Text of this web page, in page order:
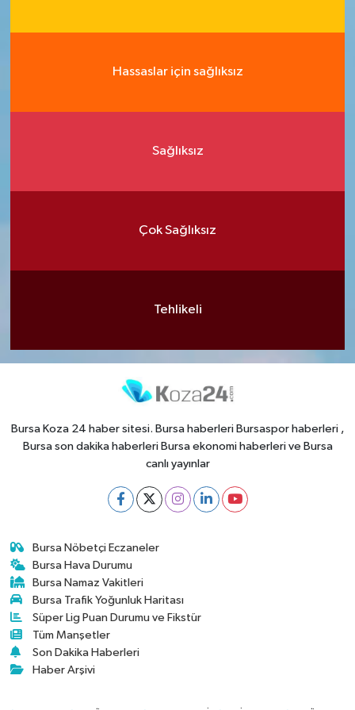
Hassaslar için sağlıksız
Sağlıksız
Çok Sağlıksız
Tehlikeli
Bursa Koza 24 haber sitesi. Bursa haberleri Bursaspor haberleri ,
Bursa son dakika haberleri Bursa ekonomi haberleri ve Bursa
canlı yayınlar
Bursa Nöbetçi Eczaneler
Bursa Hava Durumu
Bursa Namaz Vakitleri
Bursa Trafik Yoğunluk Haritası
Süper Lig Puan Durumu ve Fikstür
Tüm Manşetler
Son Dakika Haberleri
Haber Arşivi